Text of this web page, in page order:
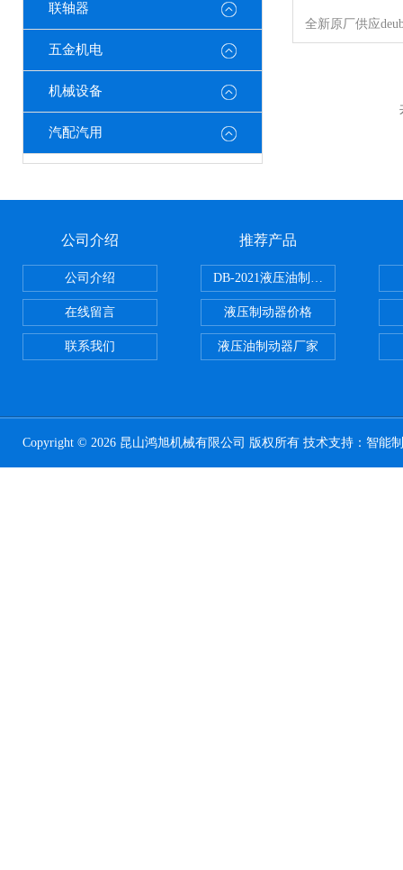
联轴器
五金机电
机械设备
汽配汽用
公司介绍
公司介绍
在线留言
联系我们
推荐产品
DB-2021液压油制动器
液压制动器价格
液压油制动器厂家
Copyright © 2026 昆山鸿旭机械有限公司 版权所有 技术支持： 智能